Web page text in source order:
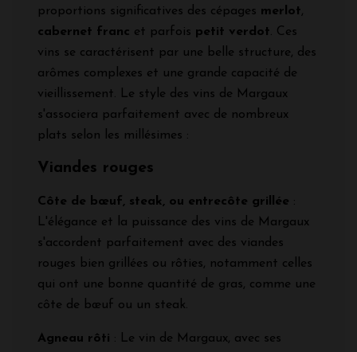
proportions significatives des cépages merlot,
cabernet franc et parfois petit verdot. Ces
vins se caractérisent par une belle structure, des
arômes complexes et une grande capacité de
vieillissement. Le style des vins de Margaux
s'associera parfaitement avec de nombreux
plats selon les millésimes :
Viandes rouges
Côte de bœuf, steak, ou entrecôte grillée :
L'élégance et la puissance des vins de Margaux
s'accordent parfaitement avec des viandes
rouges bien grillées ou rôties, notamment celles
qui ont une bonne quantité de gras, comme une
côte de bœuf ou un steak.
Agneau rôti : Le vin de Margaux, avec ses